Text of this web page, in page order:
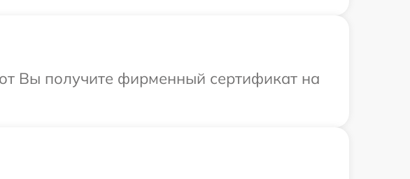
Вы получите фирменный сертификат на